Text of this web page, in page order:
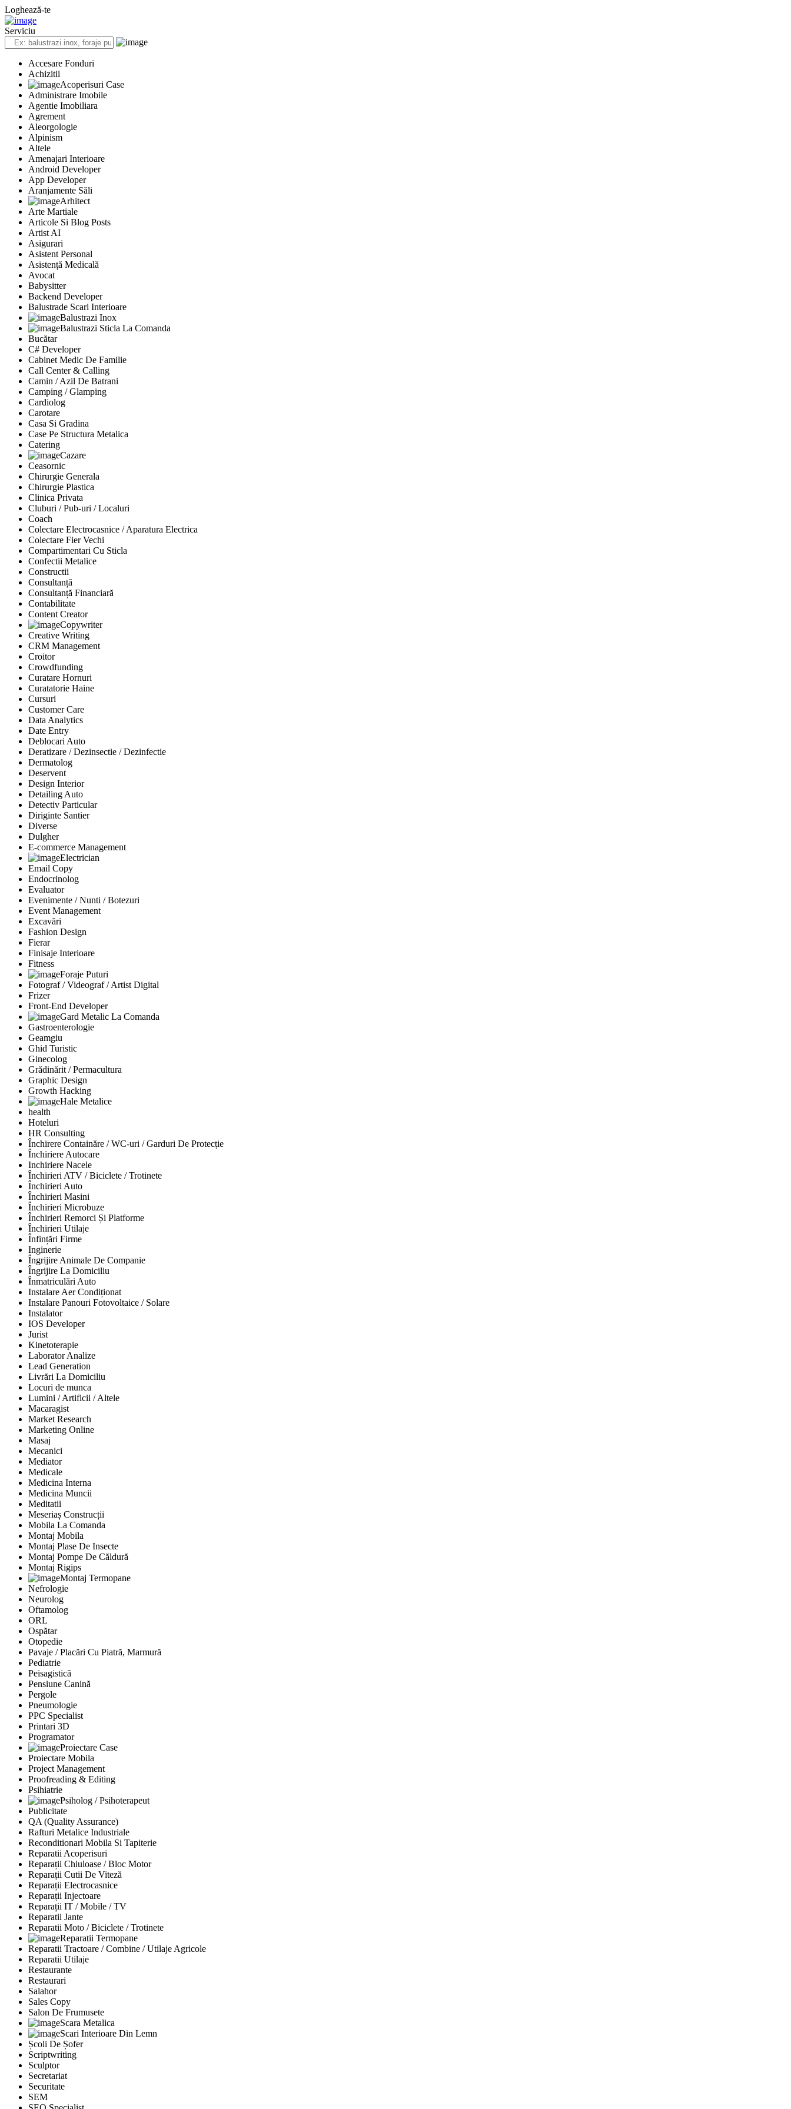
Loghează-te
Serviciu
Accesare Fonduri
Achizitii
Acoperisuri Case
Administrare Imobile
Agentie Imobiliara
Agrement
Aleorgologie
Alpinism
Altele
Amenajari Interioare
Android Developer
App Developer
Aranjamente Săli
Arhitect
Arte Martiale
Articole Si Blog Posts
Artist AI
Asigurari
Asistent Personal
Asistență Medicală
Avocat
Babysitter
Backend Developer
Balustrade Scari Interioare
Balustrazi Inox
Balustrazi Sticla La Comanda
Bucătar
C# Developer
Cabinet Medic De Familie
Call Center & Calling
Camin / Azil De Batrani
Camping / Glamping
Cardiolog
Carotare
Casa Si Gradina
Case Pe Structura Metalica
Catering
Cazare
Ceasornic
Chirurgie Generala
Chirurgie Plastica
Clinica Privata
Cluburi / Pub-uri / Localuri
Coach
Colectare Electrocasnice / Aparatura Electrica
Colectare Fier Vechi
Compartimentari Cu Sticla
Confectii Metalice
Constructii
Consultanță
Consultanță Financiară
Contabilitate
Content Creator
Copywriter
Creative Writing
CRM Management
Croitor
Crowdfunding
Curatare Hornuri
Curatatorie Haine
Cursuri
Customer Care
Data Analytics
Date Entry
Deblocari Auto
Deratizare / Dezinsectie / Dezinfectie
Dermatolog
Deservent
Design Interior
Detailing Auto
Detectiv Particular
Diriginte Santier
Diverse
Dulgher
E-commerce Management
Electrician
Email Copy
Endocrinolog
Evaluator
Evenimente / Nunti / Botezuri
Event Management
Excavări
Fashion Design
Fierar
Finisaje Interioare
Fitness
Foraje Puturi
Fotograf / Videograf / Artist Digital
Frizer
Front-End Developer
Gard Metalic La Comanda
Gastroenterologie
Geamgiu
Ghid Turistic
Ginecolog
Grădinărit / Permacultura
Graphic Design
Growth Hacking
Hale Metalice
health
Hoteluri
HR Consulting
Închirere Containăre / WC-uri / Garduri De Protecție
Închiriere Autocare
Inchiriere Nacele
Închirieri ATV / Biciclete / Trotinete
Închirieri Auto
Închirieri Masini
Închirieri Microbuze
Închirieri Remorci Și Platforme
Închirieri Utilaje
Înfințări Firme
Inginerie
Îngrijire Animale De Companie
Îngrijire La Domiciliu
Înmatriculări Auto
Instalare Aer Condiționat
Instalare Panouri Fotovoltaice / Solare
Instalator
IOS Developer
Jurist
Kinetoterapie
Laborator Analize
Lead Generation
Livrări La Domiciliu
Locuri de munca
Lumini / Artificii / Altele
Macaragist
Market Research
Marketing Online
Masaj
Mecanici
Mediator
Medicale
Medicina Interna
Medicina Muncii
Meditatii
Meseriaș Construcții
Mobila La Comanda
Montaj Mobila
Montaj Plase De Insecte
Montaj Pompe De Căldură
Montaj Rigips
Montaj Termopane
Nefrologie
Neurolog
Oftamolog
ORL
Ospătar
Otopedie
Pavaje / Placări Cu Piatră, Marmură
Pediatrie
Peisagistică
Pensiune Canină
Pergole
Pneumologie
PPC Specialist
Printari 3D
Programator
Proiectare Case
Proiectare Mobila
Project Management
Proofreading & Editing
Psihiatrie
Psiholog / Psihoterapeut
Publicitate
QA (Quality Assurance)
Rafturi Metalice Industriale
Reconditionari Mobila Si Tapiterie
Reparatii Acoperisuri
Reparații Chiuloase / Bloc Motor
Reparații Cutii De Viteză
Reparații Electrocasnice
Reparații Injectoare
Reparații IT / Mobile / TV
Reparatii Jante
Reparatii Moto / Biciclete / Trotinete
Reparatii Termopane
Reparatii Tractoare / Combine / Utilaje Agricole
Reparatii Utilaje
Restaurante
Restaurari
Salahor
Sales Copy
Salon De Frumusete
Scara Metalica
Scari Interioare Din Lemn
Școli De Șofer
Scriptwriting
Sculptor
Secretariat
Securitate
SEM